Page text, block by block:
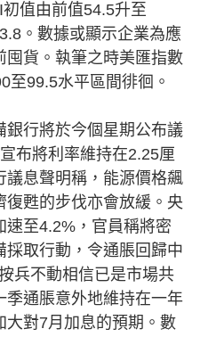
值由前值54.5升至
。數據或顯示企業為應
囤貨。執筆之時美匯指數
至99.5水平區間徘徊。
行將於今個星期公布議
布將利率維持在2.25厘
議息聲明稱，能源價格飆
復甦的步伐亦會放緩。央
至4.2%，官員稱將密
取行動，令通脹回歸中
兵不動相信已是市場共
季通脹意外地維持在一年
大對7月加息的預期。數